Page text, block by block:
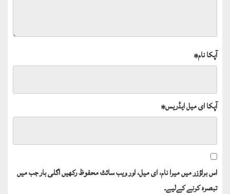
آپکا نام*
آپکا ای میل ایڈریس*
اس براؤزر میں میرا نام، ای میل، اور ویب سائٹ محفوظ رکھیں اگلی بار جب میں
تبصرہ کرنے کےلیے۔